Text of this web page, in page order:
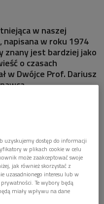
w naszej
napisana w roku 1974
znany jest bardziej jako
o czasach
w Dwójce Prof. Dariusz
uzyskujemy dostęp do informacji
w plikach cookie w celu
może zaakceptować swoje
jak również skorzystać z
uzasadnionego interesu lub w
Te wybory będą
miały wpływu na dane